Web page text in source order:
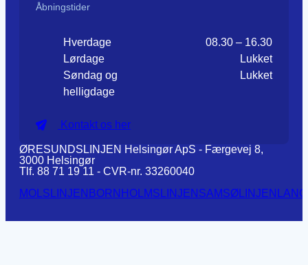
Åbningstider
Hverdage
08.30 – 16.30
Lørdage
Lukket
Søndag og
helligdage
Lukket
Kontakt os her
ØRESUNDSLINJEN Helsingør ApS - Færgevej 8,
3000 Helsingør
Tlf. 88 71 19 11 - CVR-nr. 33260040
MOLSLINJEN BORNHOLMSLINJEN SAMSØLINJEN